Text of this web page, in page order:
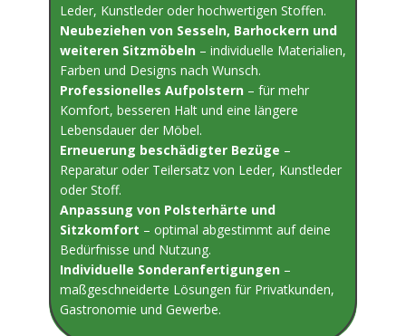
Leder, Kunstleder oder hochwertigen Stoffen.
Neubeziehen von Sesseln, Barhockern und
weiteren Sitzmöbeln – individuelle Materialien,
Farben und Designs nach Wunsch.
Professionelles Aufpolstern – für mehr
Komfort, besseren Halt und eine längere
Lebensdauer der Möbel.
Erneuerung beschädigter Bezüge –
Reparatur oder Teilersatz von Leder, Kunstleder
oder Stoff.
Anpassung von Polsterhärte und
Sitzkomfort – optimal abgestimmt auf deine
Bedürfnisse und Nutzung.
Individuelle Sonderanfertigungen –
maßgeschneiderte Lösungen für Privatkunden,
Gastronomie und Gewerbe.